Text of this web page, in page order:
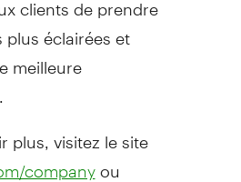
éclairées et
meilleure
plus, visitez le site
companyou